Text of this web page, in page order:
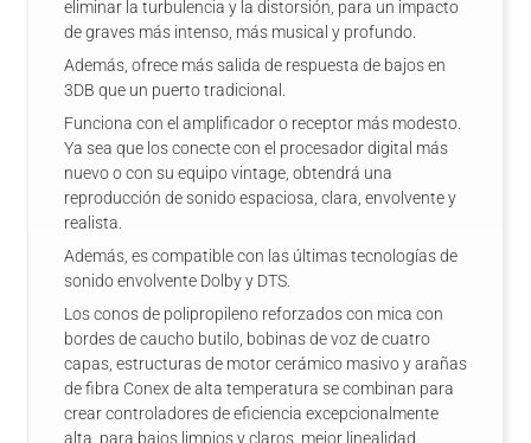
eliminar la turbulencia y la distorsión, para un impacto
de graves más intenso, más musical y profundo.
Además, ofrece más salida de respuesta de bajos en
3DB que un puerto tradicional.
Funciona con el amplificador o receptor más modesto.
Ya sea que los conecte con el procesador digital más
nuevo o con su equipo vintage, obtendrá una
reproducción de sonido espaciosa, clara, envolvente y
realista.
Además, es compatible con las últimas tecnologías de
sonido envolvente Dolby y DTS.
Los conos de polipropileno reforzados con mica con
bordes de caucho butilo, bobinas de voz de cuatro
capas, estructuras de motor cerámico masivo y arañas
de fibra Conex de alta temperatura se combinan para
crear controladores de eficiencia excepcionalmente
alta, para bajos limpios y claros, mejor linealidad,